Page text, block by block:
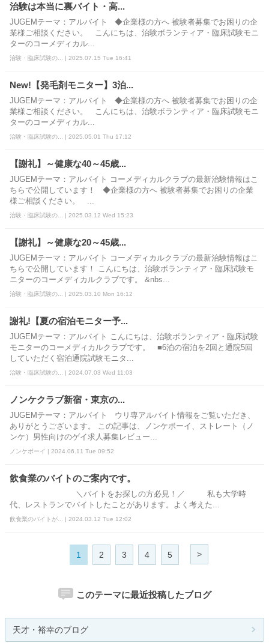
治験は本当に裏バイト・高...
JUGEMテーマ：アルバイト ◆企業様の方へ 被験者募集でお困りの企
業様ご相談ください。 こんにちは、治験ボランティア・臨床試験モニ
ターのコーメディカル...
治験・臨床試験の... | 2025.07.15 Tue 16:41
New!【発毛剤モニター】3泊...
JUGEMテーマ：アルバイト ◆企業様の方へ 被験者募集でお困りの企
業様ご相談ください。 こんにちは、治験ボランティア・臨床試験モニ
ターのコーメディカル...
治験・臨床試験の... | 2025.05.01 Thu 17:12
【謝礼】～健康な40～45歳...
JUGEMテーマ：アルバイト コーメディカルクラブの最新治験情報はこ
ちらで公開しています！ ◆企業様の方へ 被験者募集でお困りの企業
様ご相談ください。 ...
治験・臨床試験の... | 2025.03.12 Wed 15:23
【謝礼】～健康な20～45歳...
JUGEMテーマ：アルバイト コーメディカルクラブの最新治験情報はこ
ちらで公開しています！ こんにちは、治験ボランティア・臨床試験モ
ニターのコーメディカルクラブです。 &nbs...
治験・臨床試験の... | 2025.03.10 Mon 16:12
謝礼!【夏の宿泊モニター予...
JUGEMテーマ：アルバイト こんにちは、治験ボランティア・臨床試験
モニターのコーメディカルクラブです。 ■6泊の宿泊を2回と通院5回
していただく宿泊通院試験モニタ...
治験・臨床試験の... | 2024.07.03 Wed 11:03
ノンケクラブ新宿・東京の...
JUGEMテーマ：アルバイト ウリ専アルバイト情報をご覧いただき、
ありがとうございます。 この記事は、ノンケボーイ、ストレート（ノ
ンケ）男性向けのゲイ求人募集レビュー...
ノンケボーイ | 2024.06.11 Tue 09:52
飲食業のバイトのご案内です。
＼バイトをお探しの方必見！／ 私も大学時
代、レストランでバイトしたことがあります。よく考えた...
飲食業のバイトが... | 2024.03.12 Tue 12:02
1 2 3 4 5 >
このテーマに最近投稿したブログ
天才・裕幸のブログ